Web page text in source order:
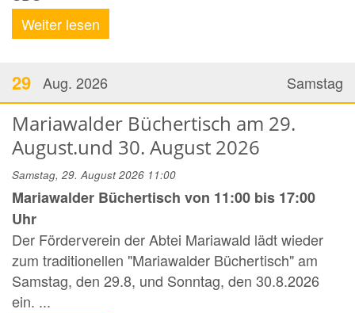
Weiter lesen
Samstag
29 Aug. 2026
Mariawalder Büchertisch am 29.
August.und 30. August 2026
Samstag, 29. August 2026 11:00
Mariawalder Büchertisch von 11:00 bis 17:00
Uhr
Der Förderverein der Abtei Mariawald lädt wieder
zum traditionellen "Mariawalder Büchertisch" am
Samstag, den 29.8, und Sonntag, den 30.8.2026
ein. ...